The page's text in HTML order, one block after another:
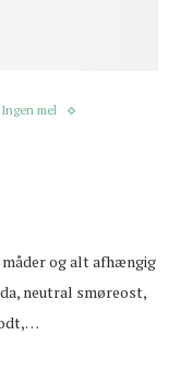
Ingen mel
og alt afhængig
neutral smøreost,